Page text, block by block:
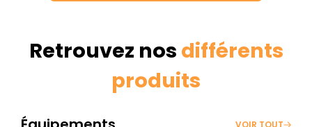
Retrouvez nos différents
produits